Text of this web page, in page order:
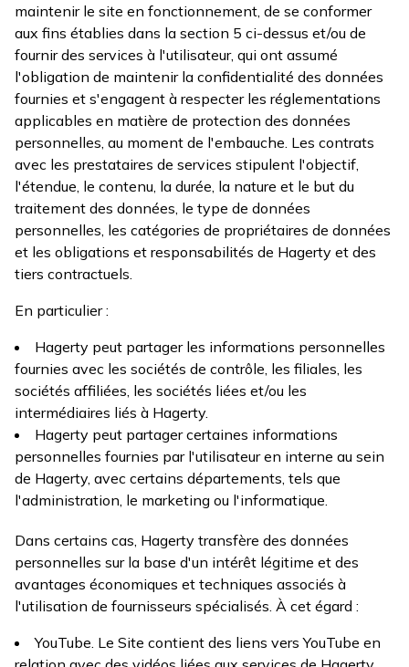
maintenir le site en fonctionnement, de se conformer
aux fins établies dans la section 5 ci-dessus et/ou de
fournir des services à l'utilisateur, qui ont assumé
l'obligation de maintenir la confidentialité des données
fournies et s'engagent à respecter les réglementations
applicables en matière de protection des données
personnelles, au moment de l'embauche. Les contrats
avec les prestataires de services stipulent l'objectif,
l'étendue, le contenu, la durée, la nature et le but du
traitement des données, le type de données
personnelles, les catégories de propriétaires de données
et les obligations et responsabilités de Hagerty et des
tiers contractuels.
En particulier :
Hagerty peut partager les informations personnelles
fournies avec les sociétés de contrôle, les filiales, les
sociétés affiliées, les sociétés liées et/ou les
intermédiaires liés à Hagerty.
Hagerty peut partager certaines informations
personnelles fournies par l'utilisateur en interne au sein
de Hagerty, avec certains départements, tels que
l'administration, le marketing ou l'informatique.
Dans certains cas, Hagerty transfère des données
personnelles sur la base d'un intérêt légitime et des
avantages économiques et techniques associés à
l'utilisation de fournisseurs spécialisés. À cet égard :
YouTube. Le Site contient des liens vers YouTube en